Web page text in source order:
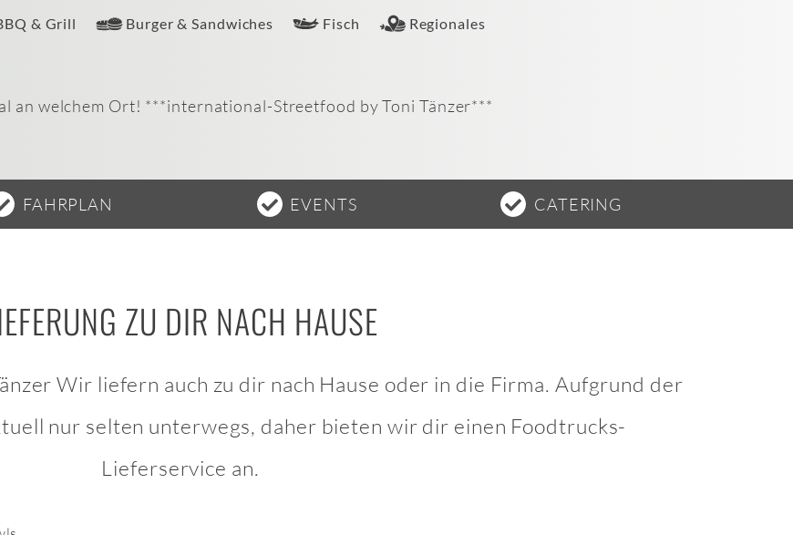
& Grill Burger & Sandwiches Fisch Regionales
an welchem Ort! ***international-Streetfood by Toni Tänzer***
FAHRPLAN EVENTS CATERING
ZU DIR NACH HAUSE
Wir liefern auch zu dir nach Hause oder in die Firma. Aufgrund der
nur selten unterwegs, daher bieten wir dir einen Foodtrucks-
Lieferservice an.